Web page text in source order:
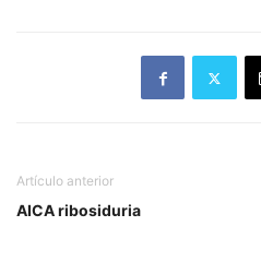
Artículo anterior
AICA ribosiduria